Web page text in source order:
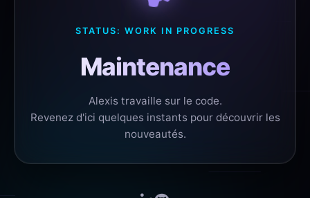
STATUS: WORK IN PROGRESS
Maintenance
Alexis travaille sur le code.
Revenez d'ici quelques instants pour découvrir les
nouveautés.